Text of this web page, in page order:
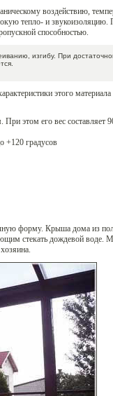
воздействию,
тепло- и
способностью.
изгибу. При
этого материала
этом его вес составляет
+120 градусов
форму. Крыша дома из
стекать дождевой воде.